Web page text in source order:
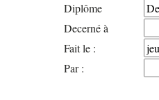
Diplôme
Decerné à
Fait le :
Par :